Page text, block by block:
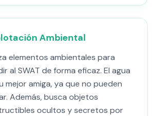
Ambiental
elementos ambientales para
al SWAT de forma eficaz. El agua
mejor amiga, ya que no pueden
Además, busca objetos
ocultos y secretos por